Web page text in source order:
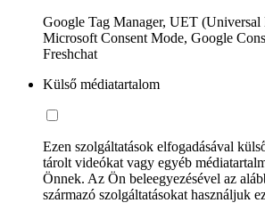
Google Tag Manager, UET
Microsoft Consent Mode, Google
Freshchat
Külső médiatartalom
Ezen szolgáltatások elfogadásával
tárolt videókat vagy egyéb
Önnek. Az Ön beleegyezésével az
származó szolgáltatásokat használjuk